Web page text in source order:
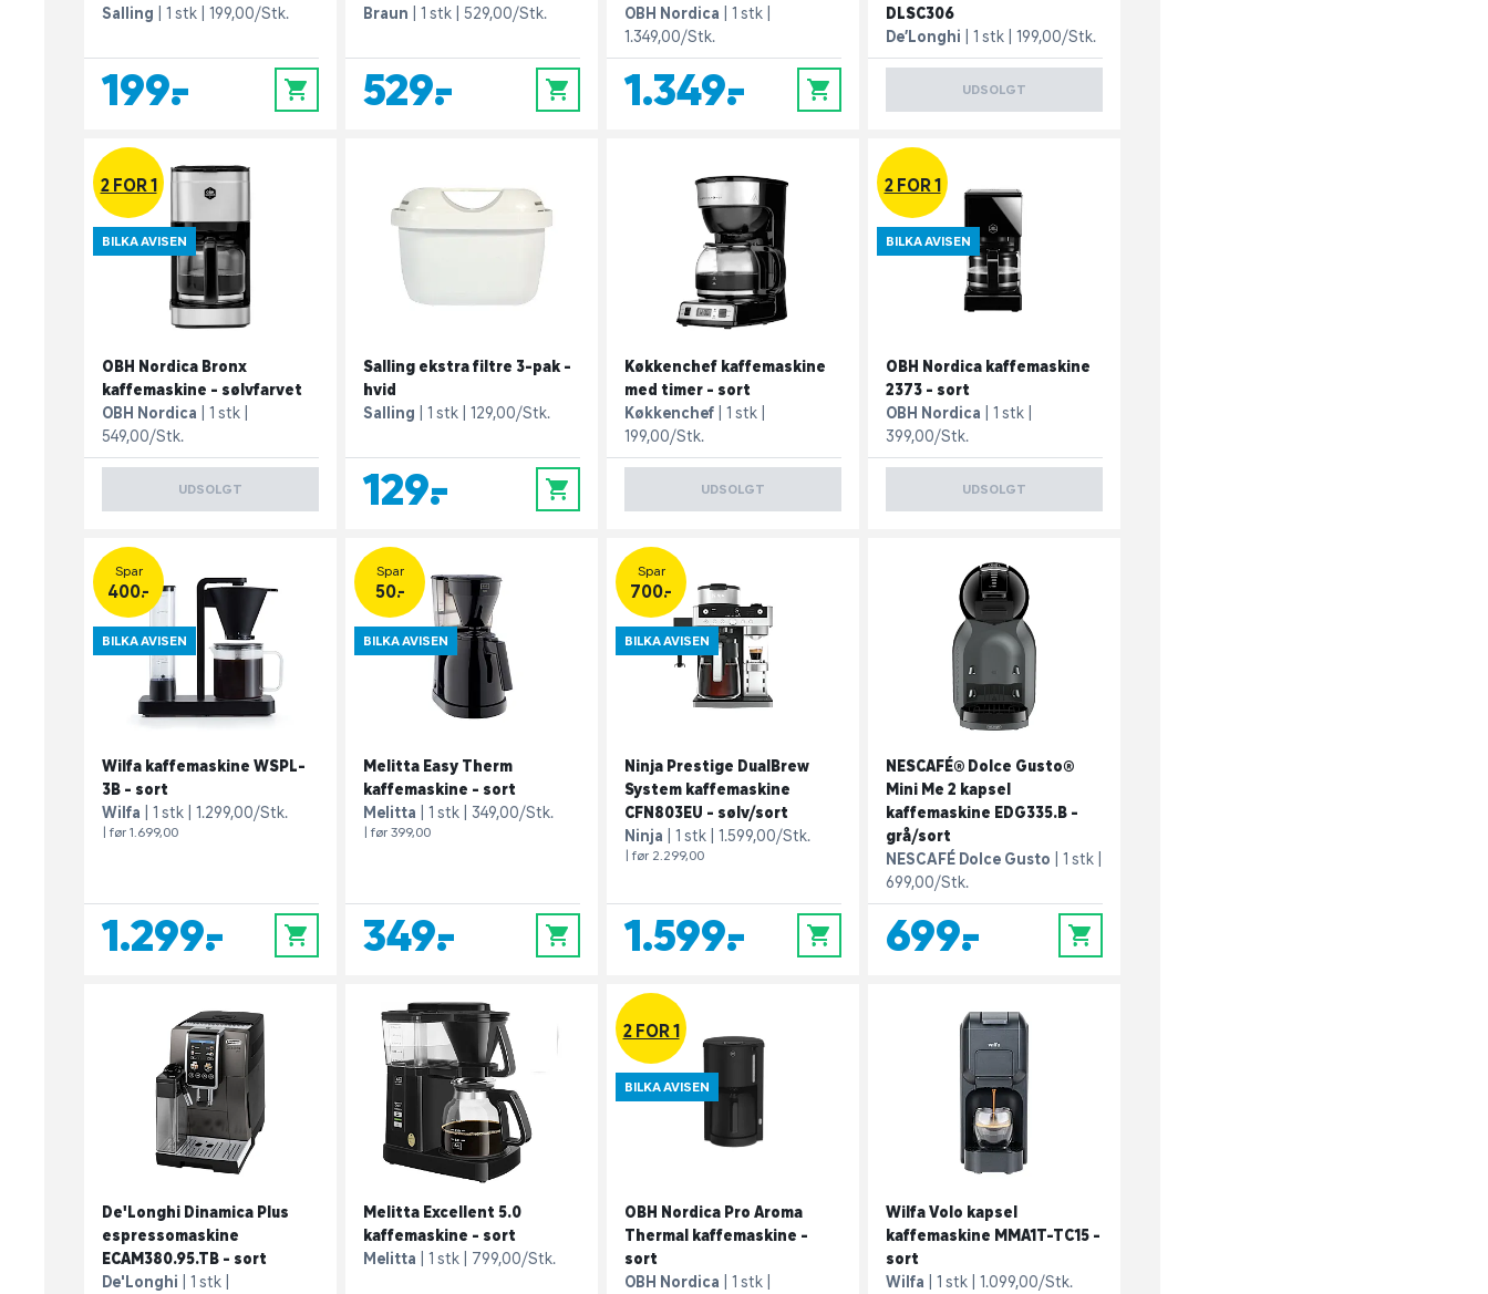
Salling
1 stk 199,00/Stk.
199,- 0
Braun
1 stk 529,00/Stk.
529,- 0
OBH Nordica
1 stk
1.349,00/Stk.
1.349,- 0
DLSC306
De’Longhi
1 stk 199,00/Stk.
UDSOLGT
2 FOR 1
BILKA AVISEN
OBH Nordica Bronx
kaffemaskine - sølvfarvet
OBH Nordica
1 stk
549,00/Stk.
UDSOLGT
Salling ekstra filtre 3-pak -
hvid
Salling
1 stk 129,00/Stk.
129,- 0
Køkkenchef kaffemaskine
med timer - sort
Køkkenchef
1 stk
199,00/Stk.
UDSOLGT
2 FOR 1
BILKA AVISEN
OBH Nordica kaffemaskine
2373 - sort
OBH Nordica
1 stk
399,00/Stk.
UDSOLGT
Spar
400.-
BILKA AVISEN
Wilfa kaffemaskine WSPL-
3B - sort
Wilfa
1 stk 1.299,00/Stk.
| før 1.699,00
1.299,- 0
Spar
50.-
BILKA AVISEN
Melitta Easy Therm
kaffemaskine - sort
Melitta
1 stk 349,00/Stk.
| før 399,00
349,- 0
Spar
700.-
BILKA AVISEN
Ninja Prestige DualBrew
System kaffemaskine
CFN803EU - sølv/sort
Ninja
1 stk 1.599,00/Stk.
| før 2.299,00
1.599,- 0
NESCAFÉ® Dolce Gusto®
Mini Me 2 kapsel
kaffemaskine EDG335.B -
grå/sort
NESCAFÉ Dolce Gusto
1 stk
699,00/Stk.
699,- 0
De'Longhi Dinamica Plus
espressomaskine
ECAM380.95.TB - sort
De'Longhi
1 stk
Melitta Excellent 5.0
kaffemaskine - sort
Melitta
1 stk 799,00/Stk.
2 FOR 1
BILKA AVISEN
OBH Nordica Pro Aroma
Thermal kaffemaskine -
sort
OBH Nordica
1 stk
Wilfa Volo kapsel
kaffemaskine MMA1T-TC15 -
sort
Wilfa
1 stk 1.099,00/Stk.